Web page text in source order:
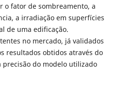
o fator de sombreamento, a
a irradiação em superfícies
de uma edificação.
no mercado, já validados
resultados obtidos através do
precisão do modelo utilizado